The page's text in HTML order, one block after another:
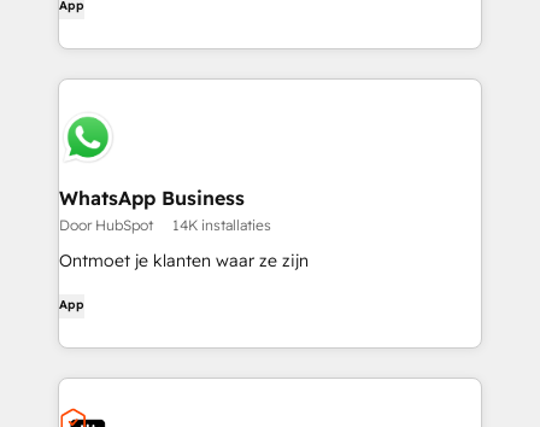
App
WhatsApp Business
Door HubSpot 14K installaties
Ontmoet je klanten waar ze zijn
App